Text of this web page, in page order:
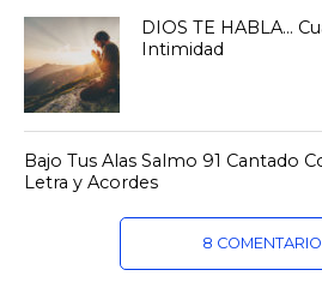
DIOS TE HABLA…
Intimidad
Bajo Tus Alas Salmo 91 Cantado
Letra y Acordes
8